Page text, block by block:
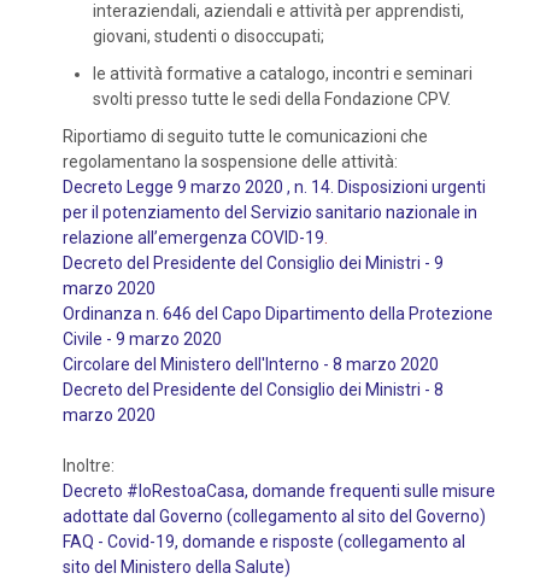
interaziendali, aziendali e attività per apprendisti,
giovani, studenti o disoccupati;
le attività formative a catalogo, incontri e seminari
svolti presso tutte le sedi della Fondazione CPV.
Riportiamo di seguito tutte le comunicazioni che
regolamentano la sospensione delle attività:
Decreto Legge 9 marzo 2020 , n. 14. Disposizioni urgenti
per il potenziamento del Servizio sanitario nazionale in
relazione all’emergenza COVID-19.
Decreto del Presidente del Consiglio dei Ministri - 9
marzo 2020
Ordinanza n. 646 del Capo Dipartimento della Protezione
Civile - 9 marzo 2020
Circolare del Ministero dell'Interno - 8 marzo 2020
Decreto del Presidente del Consiglio dei Ministri - 8
marzo 2020
Inoltre:
Decreto #IoRestoaCasa, domande frequenti sulle misure
adottate dal Governo (collegamento al sito del Governo)
FAQ - Covid-19, domande e risposte (collegamento al
sito del Ministero della Salute)